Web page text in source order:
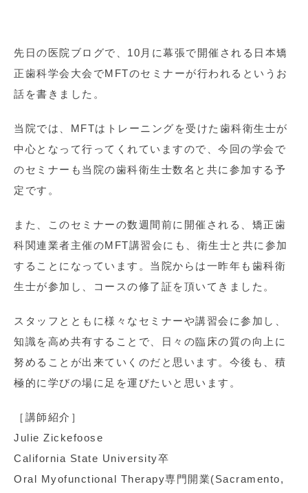
先日の医院ブログで、10月に幕張で開催される日本矯
正歯科学会大会でMFTのセミナーが行われるというお
話を書きました。
当院では、MFTはトレーニングを受けた歯科衛生士が
中心となって行ってくれていますので、今回の学会で
のセミナーも当院の歯科衛生士数名と共に参加する予
定です。
また、このセミナーの数週間前に開催される、矯正歯
科関連業者主催のMFT講習会にも、衛生士と共に参加
することになっています。当院からは一昨年も歯科衛
生士が参加し、コースの修了証を頂いてきました。
スタッフとともに様々なセミナーや講習会に参加し、
知識を高め共有することで、日々の臨床の質の向上に
努めることが出来ていくのだと思います。今後も、積
極的に学びの場に足を運びたいと思います。
［講師紹介］
Julie Zickefoose
California State University卒
Oral Myofunctional Therapy専門開業(Sacramento,